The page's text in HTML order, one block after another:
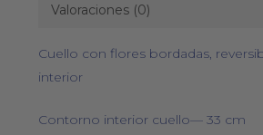
Valoraciones (0)
Cuello con flores bordadas,
interior
Contorno interior cuello— 33 cm